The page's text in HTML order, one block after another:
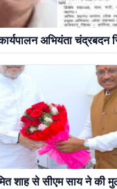
अभियंता चंद्रबदन
शाह से सीएम साय ने की